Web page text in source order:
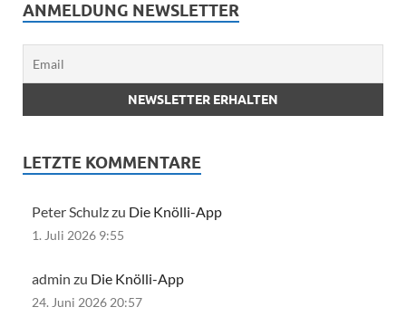
ANMELDUNG NEWSLETTER
LETZTE KOMMENTARE
Peter Schulz zu Die Knölli-App
1. Juli 2026 9:55
admin zu Die Knölli-App
24. Juni 2026 20:57